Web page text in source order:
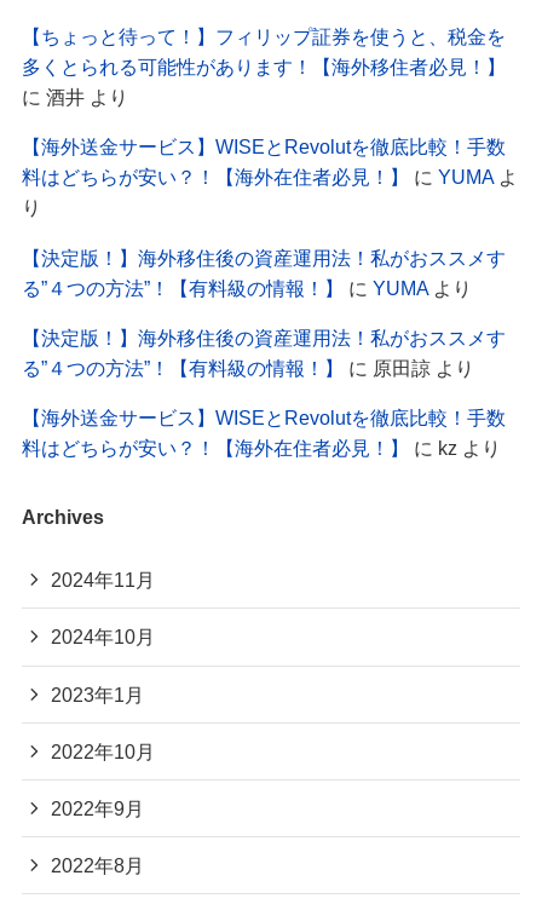
【ちょっと待って！】フィリップ証券を使うと、税金を
多くとられる可能性があります！【海外移住者必見！】
に 酒井より
【海外送金サービス】WISEとRevolutを徹底比較！手数
料はどちらが安い？！【海外在住者必見！】
に YUMAよ
り
【決定版！】海外移住後の資産運用法！私がおススメす
る”４つの方法”！【有料級の情報！】
に YUMAより
【決定版！】海外移住後の資産運用法！私がおススメす
る”４つの方法”！【有料級の情報！】
に 原田諒より
【海外送金サービス】WISEとRevolutを徹底比較！手数
料はどちらが安い？！【海外在住者必見！】
に kz より
Archives
2024年11月
2024年10月
2023年1月
2022年10月
2022年9月
2022年8月